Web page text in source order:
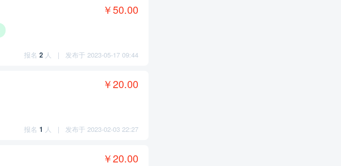
￥50.00
报名 2 人 | 发布于 2023-05-17 09:44
￥20.00
报名 1 人 | 发布于 2023-02-03 22:27
￥20.00